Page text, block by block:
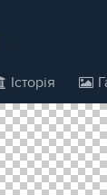
Історія